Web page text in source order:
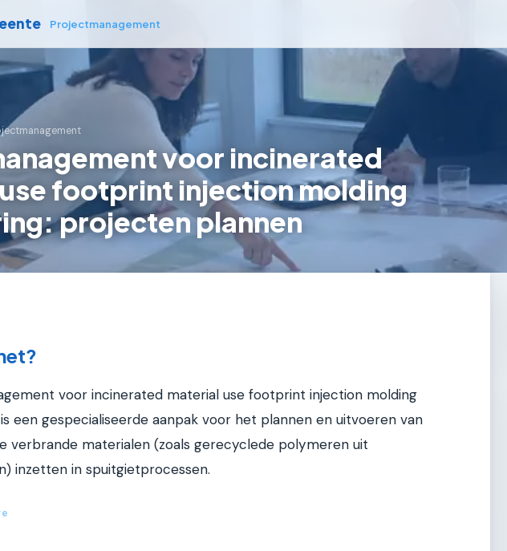
Projectmanagement
voor incinerated
footprint injection molding
projecten plannen
voor incinerated material use footprint injection molding
een gespecialiseerde aanpak voor het plannen en uitvoeren van
verbrande materialen (zoals gerecyclede polymeren uit
inzetten in spuitgietprocessen.